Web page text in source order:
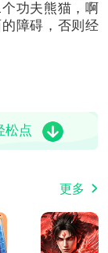
功夫熊猫，啊
障碍，否则经
松点
更多